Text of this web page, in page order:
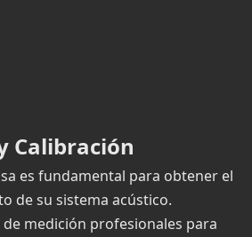
Calibración
es fundamental para obtener el
de su sistema acústico.
medición profesionales para